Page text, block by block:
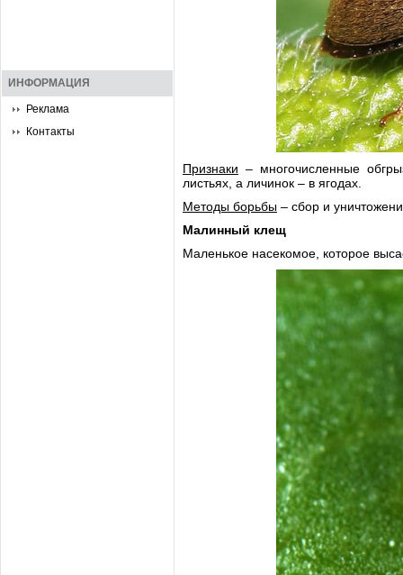
ИНФОРМАЦИЯ
Реклама
Контакты
Признаки – многочисленные
листьях, а личинок – в ягодах.
Методы борьбы – сбор и
Малинный клещ
Маленькое насекомое, которое